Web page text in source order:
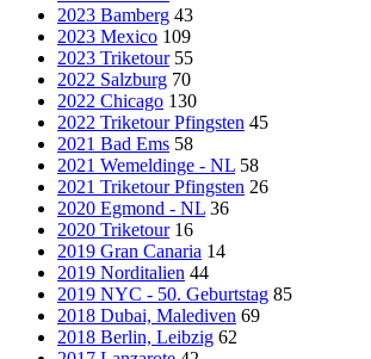
2023 Bamberg 43
2023 Mexico 109
2023 Triketour 55
2022 Salzburg 70
2022 Chicago 130
2022 Triketour Pfingsten 45
2021 Bad Ems 58
2021 Wemeldinge - NL 58
2021 Triketour Pfingsten 26
2020 Egmond - NL 36
2020 Triketour 16
2019 Gran Canaria 14
2019 Norditalien 44
2019 NYC - 50. Geburtstag 85
2018 Dubai, Malediven 69
2018 Berlin, Leibzig 62